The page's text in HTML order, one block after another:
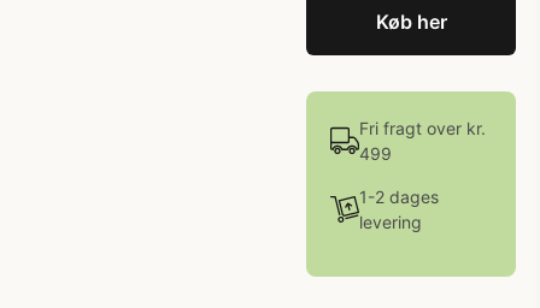
Køb her
Fri fragt over kr.
499
1-2 dages
levering